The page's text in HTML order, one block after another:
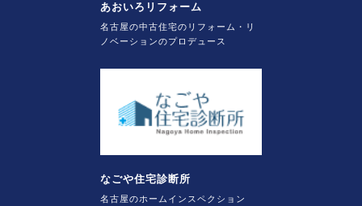
あおいろリフォーム
名古屋の中古住宅のリフォーム・リ
ノベーションのプロデュース
なごや住宅診断所
名古屋のホームインスペクション